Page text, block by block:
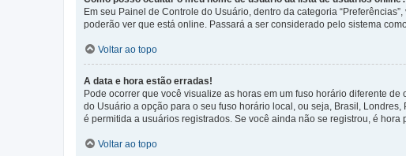
Em seu Painel de Controle do Usuário, dentro da categoria
poderão ver que está online. Passará a ser considerado pelo sistema
Voltar ao topo
A data e hora estão erradas!
Pode ocorrer que você visualize as horas em um fuso horário diferente
do Usuário a opção para o seu fuso horário local, ou seja, Brasil,
é permitida a usuários registrados. Se você ainda não se registrou, é hora
Voltar ao topo